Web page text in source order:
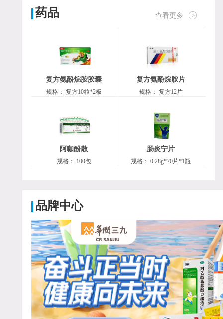
药品 查看更多
复方氨酚烷胺胶囊
规格： 复方10粒*2板
复方氨酚烷胺片
规格： 复方12片
阿咖酚散
规格： 100包
肠炎宁片
规格： 0.28g*70片*1瓶
品牌中心